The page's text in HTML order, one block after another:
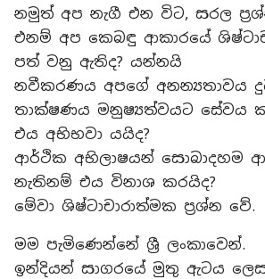
නමුත් අප නැගී එන විට, සරල
එනම් අප කෙබඳු ආකාරයේ
පත් වනු ඇතිද? යන්නයි
නවීකරණය අපගේ අනන්‍යතාවය
තාක්ෂණය මනුෂ්‍යත්වයට සේවය
එය අභිභවා යයිද?
ආර්ථික අභිලාෂයන් සොබාදහම
නැතිනම් එය විනාශ කරයිද?
මේවා ශිෂ්ටාචාරාත්මක ප්‍රශ්න වේ.
මම පැමිණෙන්නේ ශ්‍රී ලංකාවෙන්.
ඉන්දියන් සාගරයේ මුතු ඇටය